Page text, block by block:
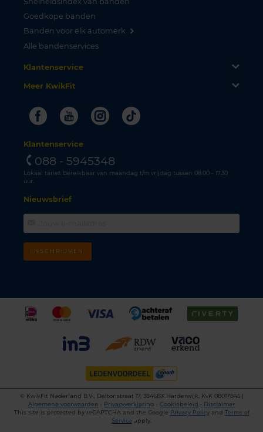
Goedkope banden
Banden voor elk automerk
Alle bandenservices
Klantenservice
Meer KwikFit
FacebookYoutubeInstagram
Tiktok
Klantenservice
088 - 5945348
Lokaal tarief. Bereikbaar van maandag t/m vrijdag tussen 08.00 - 17.30
uur.
Nieuwsbrief
INSCHRIJVEN
©
KwikFit Nederland B.V., Daltonstraat 17, 3846BX Harderwijk, KvK 08017845 |
Algemene voorwaarden • Privacyverklaring • Cookiebeleid • Disclaimer
This site is protected by reCAPTCHA and the Google Privacy Policyand Terms of
Service apply.